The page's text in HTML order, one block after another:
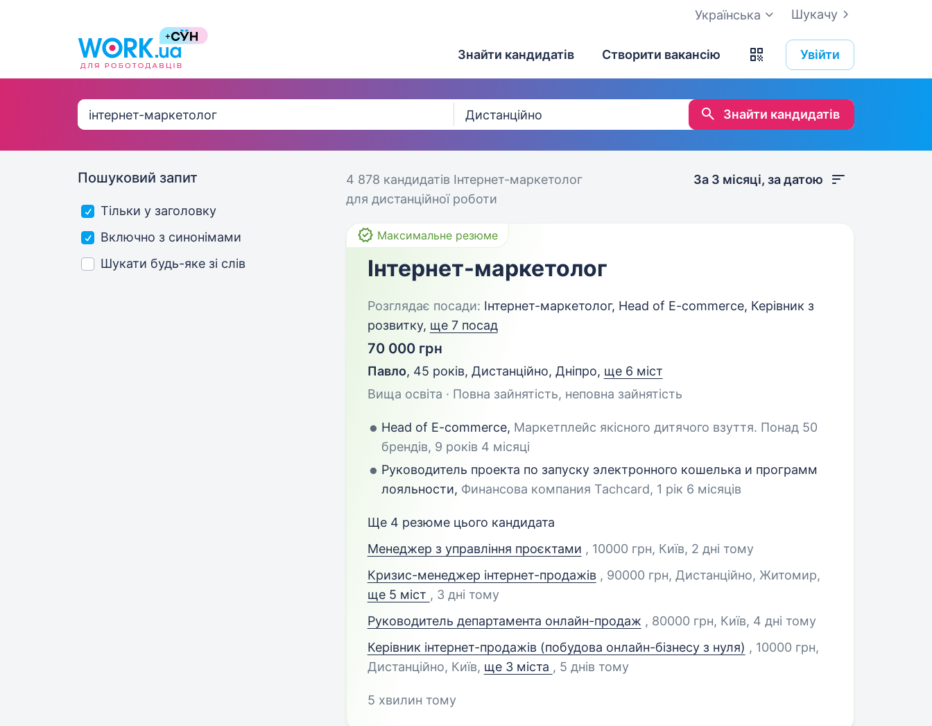
Шукачу
Українська
Знайти кандидатів Створити вакансію Увійти
Знайти кандидатів
Пошуковий запит
Тільки у заголовку
Включно з синонімами
Шукати будь-яке зі слів
4 878 кандидатів Інтернет-маркетолог
для дистанційної роботи
За 3 місяці, за датою
Максимальне резюме
Інтернет-маркетолог
Розглядає посади: Інтернет-маркетолог, Head of E-commerce, Керівник з
розвитку, ще 7 посад
70 000 грн
Павло, 45 років, Дистанційно, Дніпро, ще 6 міст
Вища освіта · Повна зайнятість, неповна зайнятість
Head of E-commerce, Маркетплейс якісного дитячого взуття. Понад 50
брендів, 9 років 4 місяці
Руководитель проекта по запуску электронного кошелька и программ
лояльности, Финансова компания Tachcard, 1 рік 6 місяців
Ще 4 резюме цього кандидата
Менеджер з управління проєктами , 10000 грн, Київ, 2 дні тому
Кризис-менеджер інтернет-продажів , 90000 грн, Дистанційно, Житомир,
ще 5 міст , 3 дні тому
Руководитель департамента онлайн-продаж , 80000 грн, Київ, 4 дні тому
Керівник інтернет-продажів (побудова онлайн-бізнесу з нуля) , 10000 грн,
Дистанційно, Київ, ще 3 міста , 5 днів тому
5 хвилин тому